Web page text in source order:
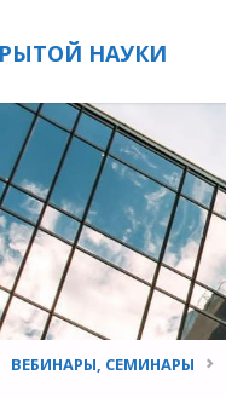
НАУКИ
ВЕБИНАРЫ, СЕМИНАРЫ